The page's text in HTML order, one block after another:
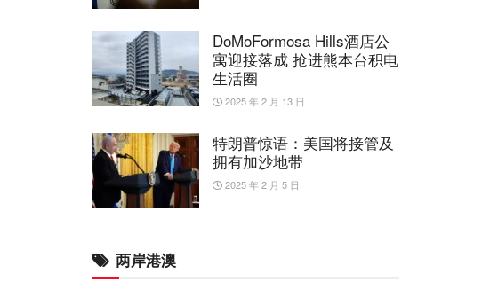
DoMoFormosa Hills酒店公
寓迎接落成 抢进熊本台积电
生活圈
2025 年 2 月 13 日
特朗普惊语：美国将接管及
拥有加沙地带
2025 年 2 月 5 日
两岸港澳